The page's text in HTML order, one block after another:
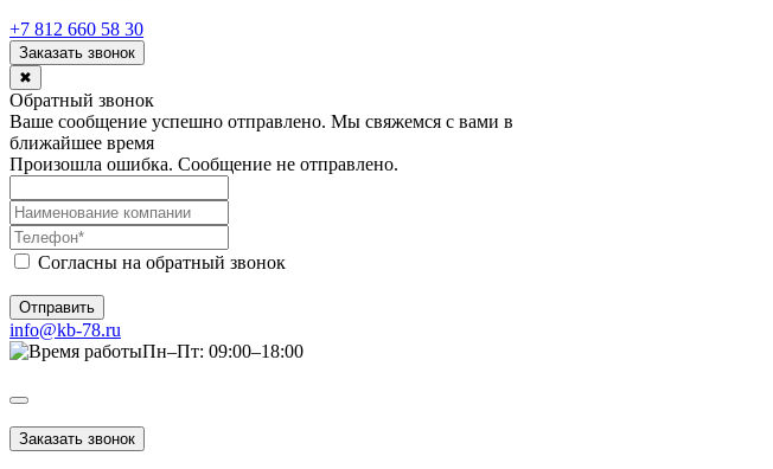
+7 812 660 58 30
Заказать звонок
✖
Обратный звонок
Ваше сообщение успешно отправлено. Мы свяжемся с вами в
ближайшее время
Произошла ошибка. Сообщение не отправлено.
Согласны на обратный звонок
Отправить
info@kb-78.ru
Пн–Пт: 09:00–18:00
Заказать звонок